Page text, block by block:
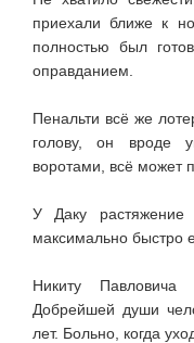
приехали ближе к
полностью был
оправданием.
Пенальти всё же
голову, он вроде
воротами, всё может
У Даку растяжение
максимально быстро
Никиту
Добрейшей души
лет. Больно, когда